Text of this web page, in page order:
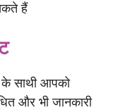
हैं
के साथी आपको
और भी जानकारी